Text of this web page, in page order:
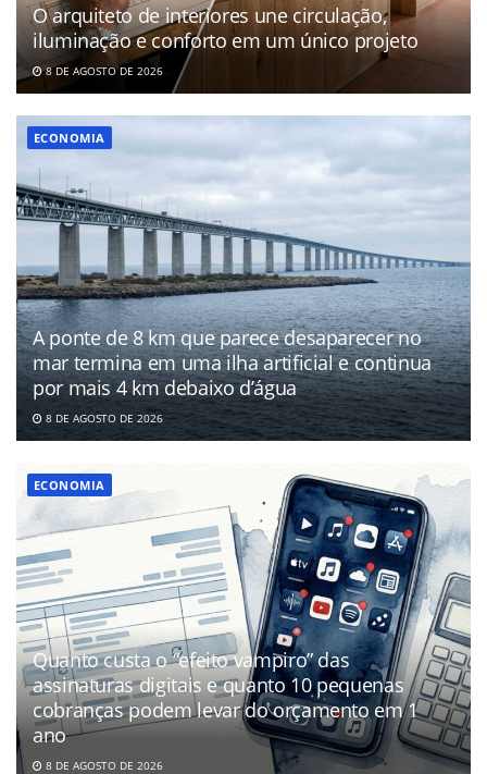
O arquiteto de interiores une circulação,
iluminação e conforto em um único projeto
8 DE AGOSTO DE 2026
ECONOMIA
A ponte de 8 km que parece desaparecer no
mar termina em uma ilha artificial e continua
por mais 4 km debaixo d’água
8 DE AGOSTO DE 2026
ECONOMIA
Quanto custa o “efeito vampiro” das
assinaturas digitais e quanto 10 pequenas
cobranças podem levar do orçamento em 1
ano
8 DE AGOSTO DE 2026